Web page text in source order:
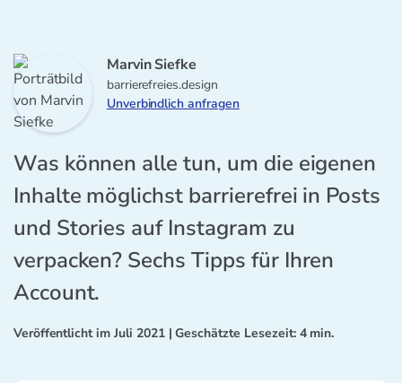
Was können alle tun, um die eigenen
Inhalte möglichst barrierefrei in Posts
und Stories auf Instagram zu
verpacken? Sechs Tipps für Ihren
Account.
Veröffentlicht imJuli 2021| Geschätzte Lesezeit: 4 min.
Marvin Siefke
barrierefreies.design
Unverbindlich anfragen